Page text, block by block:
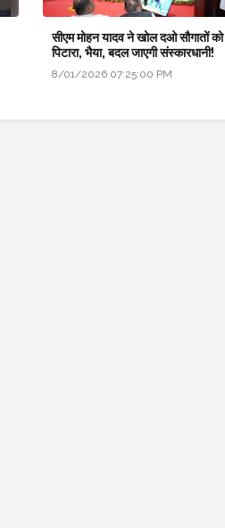
सीएम मोहन यादव ने खोल दओ सौगातों को
पिटारा, भैया, बदल जाएगी संस्कारधानी!
8/01/2026 07:25:00 PM